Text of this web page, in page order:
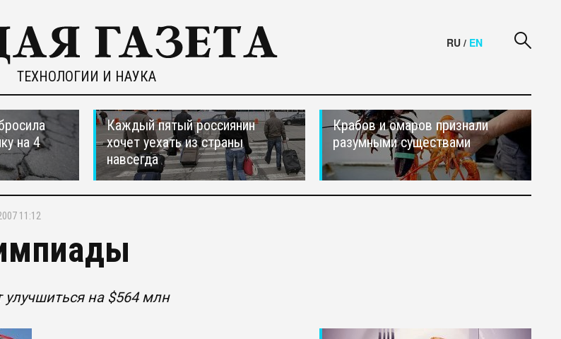
ТЕХНОЛОГИИ И НАУКА
RU / EN
на 4
Каждый пятый россиянин
хочет уехать из страны
навсегда
Крабов и омаров признали
разумными существами
11:12
на $564 млн